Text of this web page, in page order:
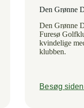
Den Grønne
Den Grønne
Furesø
kvindelige
klubben.
Besøg